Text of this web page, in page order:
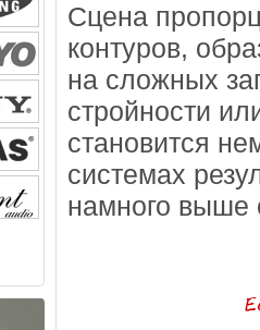
Сцена
контуров,
на сложных
стройности
становится
системах
намного выше